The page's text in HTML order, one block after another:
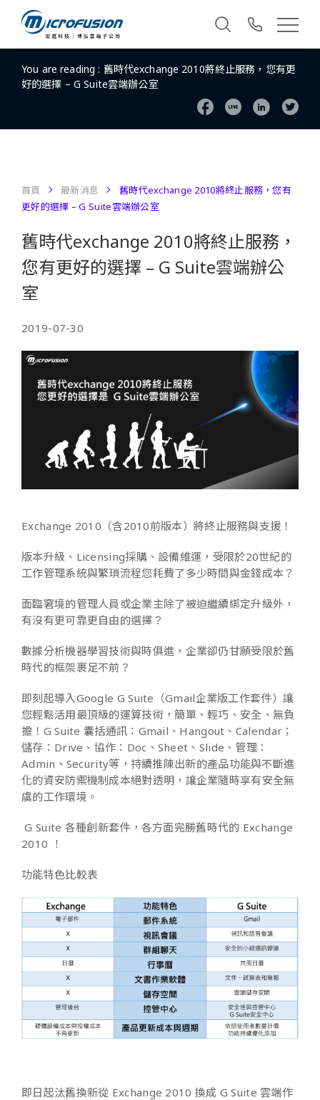
You are reading : 舊時代exchange 2010將終止服務，您有更
好的選擇 – G Suite雲端辦公室
首頁 最新消息
舊時代exchange 2010將終止服務，您有
更好的選擇 – G Suite雲端辦公室
舊時代exchange 2010將終止服務，
您有更好的選擇 – G Suite雲端辦公
室
2019-07-30
Exchange 2010（含2010前版本）將終止服務與支援！
版本升級、Licensing採購、設備維運， 受限於20世紀的
工作管理系統與繁瑣流程您耗費了多少時間與金錢成本？
面臨窘境的管理人員或企業主除了被迫繼續綁定升級外，
有沒有更可靠更自由的選擇？
數據分析機器學習技術與時俱進，企業卻仍甘願受限於舊
時代的框架裹足不前？
即刻起導入Google G Suite（Gmail企業版工作套件）讓
您輕鬆活用最頂級的運算技術，簡單、輕巧、安全、無負
擔！ G Suite 囊括通訊：Gmail、Hangout、Calendar；
儲存：Drive、協作：Doc、Sheet、Slide、管理：
Admin、Security等，持續推陳出新的產品功能與不斷進
化的資安防禦機制成本絕對透明，讓企業隨時享有安全無
虞的工作環境。
G Suite 各種創新套件，各方面完勝舊時代的 Exchange
2010 ！
功能特色比較表
即日起汰舊換新從 Exchange 2010 換成 G Suite 雲端作